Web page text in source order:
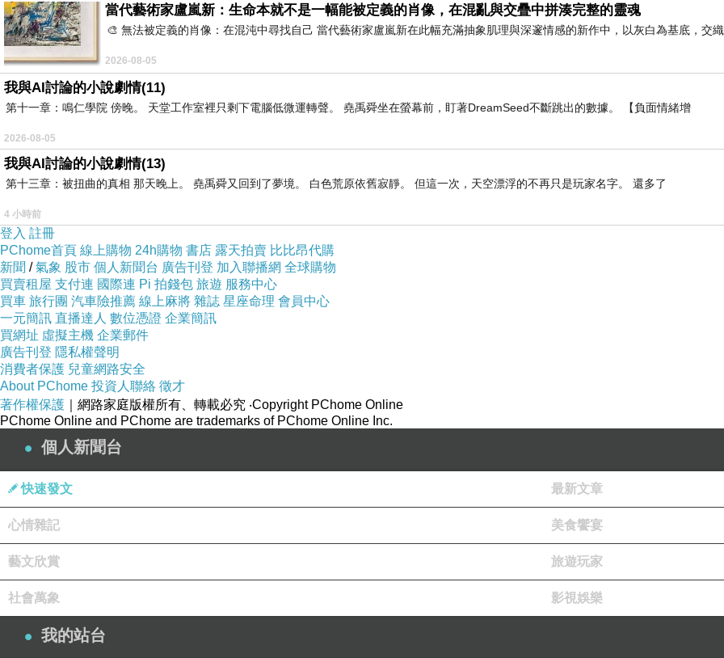
來這間是為了いただきハイジャンプ節目踩點
當代藝術家盧嵐新：生命本就不是一幅能被定義的肖像，在混亂與交疊中拼湊完整的靈魂
🎨 無法被定義的肖像：在混沌中尋找自己 當代藝術家盧嵐新在此幅充滿抽象肌理與深邃情感的新作中，以灰白為基底，交
2026-08-05
我與AI討論的小說劇情(11)
第十一章：鳴仁學院 傍晚。 天堂工作室裡只剩下電腦低微運轉聲。 堯禹舜坐在螢幕前，盯著DreamSeed不斷跳出的數據。 【負面情緒增
2026-08-05
我與AI討論的小說劇情(13)
第十三章：被扭曲的真相 那天晚上。 堯禹舜又回到了夢境。 白色荒原依舊寂靜。 但這一次，天空漂浮的不再只是玩家名字。 還多了
4 小時前
登入 註冊
PChome首頁 線上購物 24h購物 書店 露天拍賣 比比昂代購
新聞 /氣象 股市 個人新聞台 廣告刊登 加入聯播網 全球購物
買賣租屋 支付連 國際連 Pi 拍錢包 旅遊 服務中心
買車 旅行團 汽車險推薦 線上麻將 雜誌 星座命理 會員中心
一元簡訊 直播達人 數位憑證 企業簡訊
買網址 虛擬主機 企業郵件
廣告刊登 隱私權聲明
消費者保護 兒童網路安全
About PChome 投資人聯絡 徵才
著作權保護 ｜網路家庭版權所有、轉載必究 ‧Copyright PChome Online
PChome Online and PChome are trademarks of PChome Online Inc.
個人新聞台
快速發文 最新文章
心情雜記 美食饗宴
藝文欣賞 旅遊玩家
社會萬象 影視娛樂
我的站台